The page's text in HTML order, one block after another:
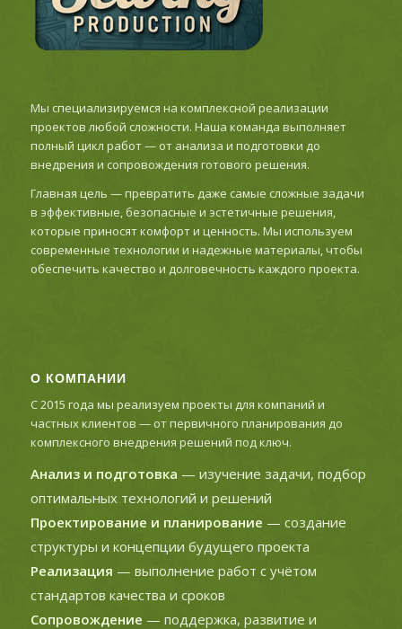
Мы специализируемся на комплексной реализации
проектов любой сложности. Наша команда выполняет
полный цикл работ — от анализа и подготовки до
внедрения и сопровождения готового решения.
Главная цель — превратить даже самые сложные задачи
в эффективные, безопасные и эстетичные решения,
которые приносят комфорт и ценность. Мы используем
современные технологии и надежные материалы, чтобы
обеспечить качество и долговечность каждого проекта.
О КОМПАНИИ
С 2015 года мы реализуем проекты для компаний и
частных клиентов — от первичного планирования до
комплексного внедрения решений под ключ.
Анализ и подготовка — изучение задачи, подбор
оптимальных технологий и решений
Проектирование и планирование — создание
структуры и концепции будущего проекта
Реализация — выполнение работ с учётом
стандартов качества и сроков
Сопровождение — поддержка, развитие и